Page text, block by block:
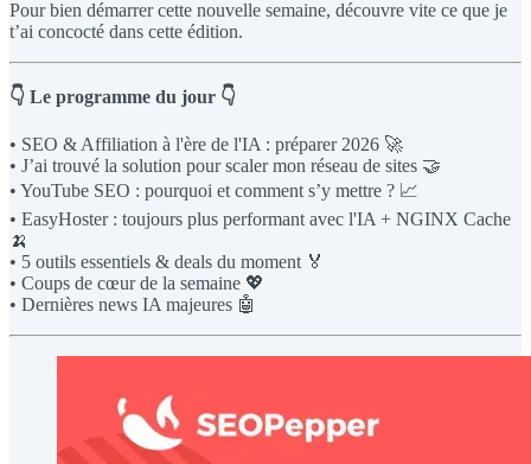
Pour bien démarrer cette nouvelle semaine, découvre vite ce que je
t’ai concocté dans cette édition.
👇 Le programme du jour 👇
• SEO & Affiliation à l'ère de l'IA : préparer 2026 🚀
• J’ai trouvé la solution pour scaler mon réseau de sites 🤝
• YouTube SEO : pourquoi et comment s’y mettre ? 📈
• EasyHoster : toujours plus performant avec l'IA + NGINX Cache
🍌
• 5 outils essentiels & deals du moment 🏅
• Coups de cœur de la semaine 💖
• Dernières news IA majeures 🤖